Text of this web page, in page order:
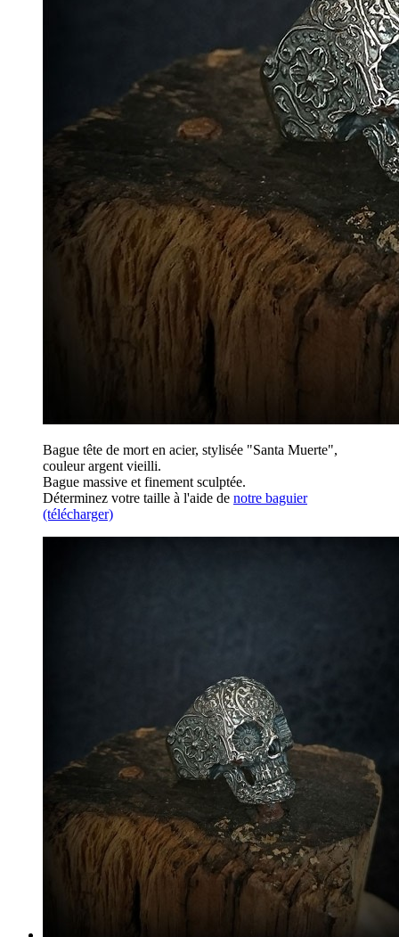
Bague tête de mort en acier, stylisée "Santa Muerte",
couleur argent vieilli.
Bague massive et finement sculptée.
Déterminez votre taille à l'aide de notre baguier
(télécharger)